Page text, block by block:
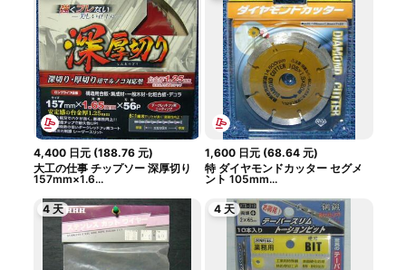
4,400 日元(188.76 元)
大工の仕事 チップソー 深厚切り
157mm×1.6...
1,600 日元 (68.64 元)
特 ダイヤモンドカッター セグメ
ント 105mm...
4 天 4 天